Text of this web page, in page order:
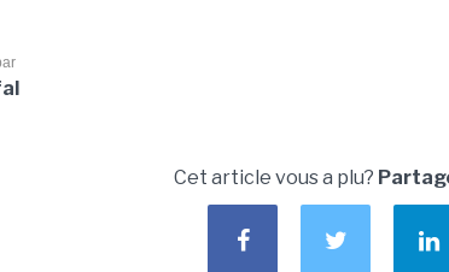
Cet article vous a plu?